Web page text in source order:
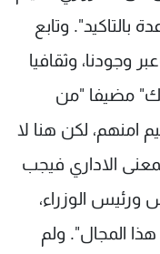
بالتاكيد". وتابع
وجودنا، وثقافيا
مضيفا "من
امنهم، لكن هنا لا
الاداري فيجب
ورئيس الوزراء،
المجال". ولم